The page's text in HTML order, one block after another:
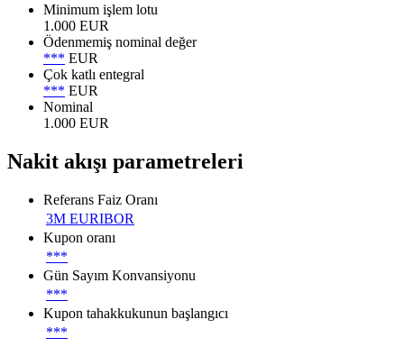
Minimum işlem lotu
1.000 EUR
Ödenmemiş nominal değer
*** EUR
Çok katlı entegral
*** EUR
Nominal
1.000 EUR
Nakit akışı parametreleri
Referans Faiz Oranı
3M EURIBOR
Kupon oranı
***
Gün Sayım Konvansiyonu
***
Kupon tahakkukunun başlangıcı
***